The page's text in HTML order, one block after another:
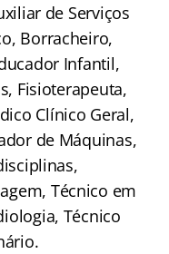
de Serviços
Borracheiro,
Infantil,
Fisioterapeuta,
Clínico Geral,
de Máquinas,
Técnico em
Técnico